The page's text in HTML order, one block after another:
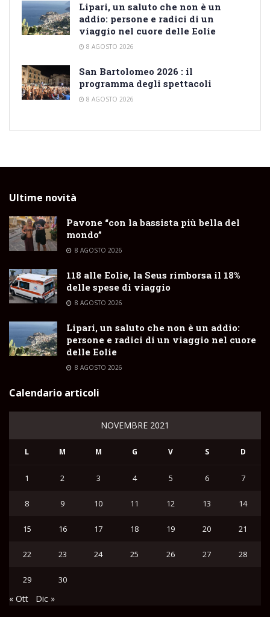
Lipari, un saluto che non è un
addio: persone e radici di un
viaggio nel cuore delle Eolie
8 AGOSTO 2026
San Bartolomeo 2026 : il
programma degli spettacoli
8 AGOSTO 2026
Ultime novità
Pavone “con la bassista più bella del
mondo”
8 AGOSTO 2026
118 alle Eolie, la Seus rimborsa il 18%
delle spese di viaggio
8 AGOSTO 2026
Lipari, un saluto che non è un addio:
persone e radici di un viaggio nel cuore
delle Eolie
8 AGOSTO 2026
Calendario articoli
NOVEMBRE 2021
L M M G V S D
1 2 3 4 5 6 7
8 9 10 11 12 13 14
15 16 17 18 19 20 21
22 23 24 25 26 27 28
29 30
« Ott Dic »